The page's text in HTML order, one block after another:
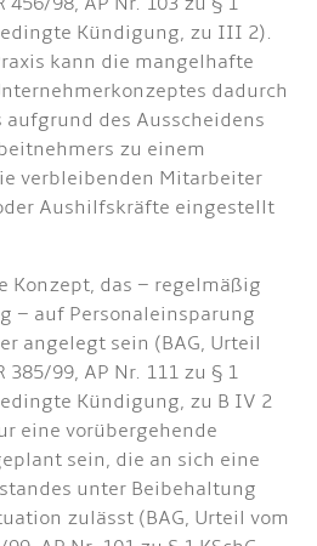
Kündigung, zu III 2).
kann die mangelhafte
dadurch
aufgrund des Ausscheidens
zu einem
verbleibenden Mitarbeiter
Aushilfskräfte eingestellt
Konzept, das – regelmäßig
– auf Personaleinsparung
angelegt sein (BAG, Urteil
385/99, AP Nr. 111 zu § 1
Kündigung, zu B IV 2
eine vorübergehende
sein, die an sich eine
unter Beibehaltung
zulässt (BAG, Urteil vom